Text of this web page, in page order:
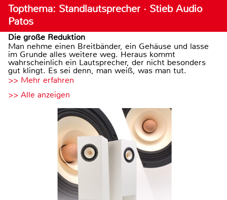
Topthema: Standlautsprecher · Stieb Audio
Patos
Die große Reduktion
Man nehme einen Breitbänder, ein Gehäuse und lasse
im Grunde alles weitere weg. Heraus kommt
wahrscheinlich ein Lautsprecher, der nicht besonders
gut klingt. Es sei denn, man weiß, was man tut.
>> Mehr erfahren
>> Alle anzeigen